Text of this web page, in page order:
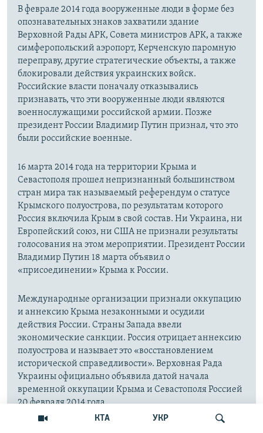
КТА УКР
В феврале 2014 года вооруженные люди в форме без
опознавательных знаков захватили здание
Верховной Рады АРК, Совета министров АРК, а также
симферопольский аэропорт, Керченскую паромную
переправу, другие стратегические объекты, а также
блокировали действия украинских войск.
Российские власти поначалу отказывались
признавать, что эти вооруженные люди являются
военнослужащими российской армии. Позже
президент России Владимир Путин признал, что это
были российские военные.
16 марта 2014 года на территории Крыма и
Севастополя прошел непризнанный большинством
стран мира так называемый референдум о статусе
Крымского полуострова, по результатам которого
Россия включила Крым в свой состав. Ни Украина, ни
Европейский союз, ни США не признали результаты
голосования на этом мероприятии. Президент России
Владимир Путин 18 марта объявил о
«присоединении» Крыма к России.
Международные организации признали оккупацию
и аннексию Крыма незаконными и осудили
действия России. Страны Запада ввели
экономические санкции. Россия отрицает аннексию
полуострова и называет это «восстановлением
исторической справедливости». Верховная Рада
Украины официально объявила датой начала
временной оккупации Крыма и Севастополя Россией
20 февраля 2014 года.